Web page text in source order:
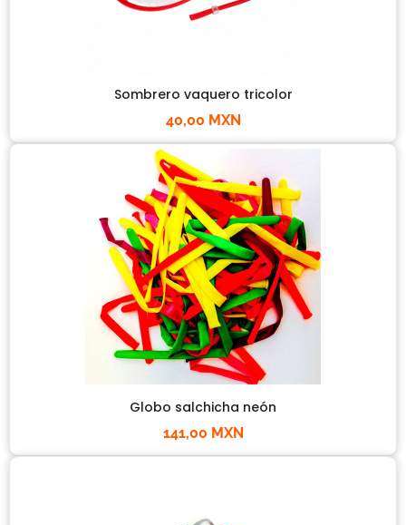
Sombrero vaquero tricolor
40,00 MXN
Globo salchicha neón
141,00 MXN